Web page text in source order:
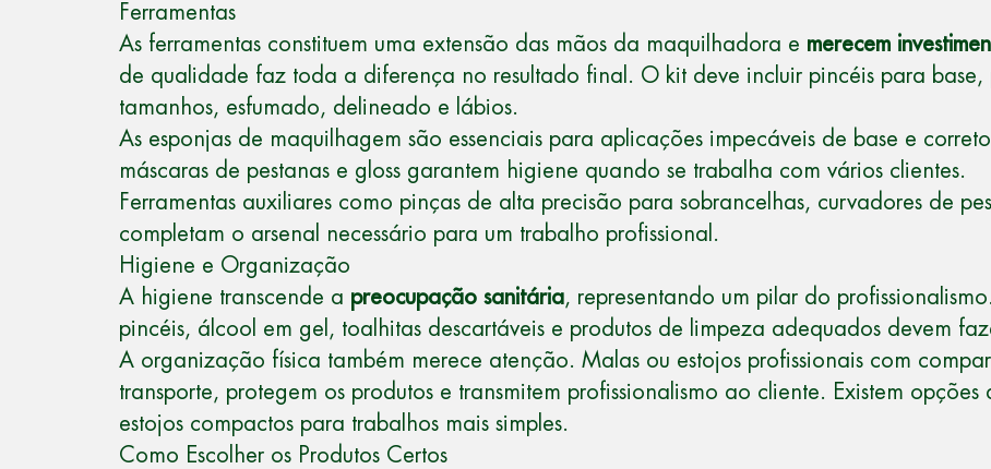
Ferramentas
As ferramentas constituem uma extensão das mãos da maquilhadora e merecem
de qualidade faz toda a diferença no resultado final. O kit deve incluir pincéis para base,
tamanhos, esfumado, delineado e lábios.
As esponjas de maquilhagem são essenciais para aplicações impecáveis de base e
máscaras de pestanas e gloss garantem higiene quando se trabalha com vários clientes.
Ferramentas auxiliares como pinças de alta precisão para sobrancelhas, curvadores de
completam o arsenal necessário para um trabalho profissional.
Higiene e Organização
A higiene transcende a preocupação sanitária, representando um pilar do
pincéis, álcool em gel, toalhitas descartáveis e produtos de limpeza adequados devem
A organização física também merece atenção. Malas ou estojos profissionais com
transporte, protegem os produtos e transmitem profissionalismo ao cliente. Existem
estojos compactos para trabalhos mais simples.
Como Escolher os Produtos Certos